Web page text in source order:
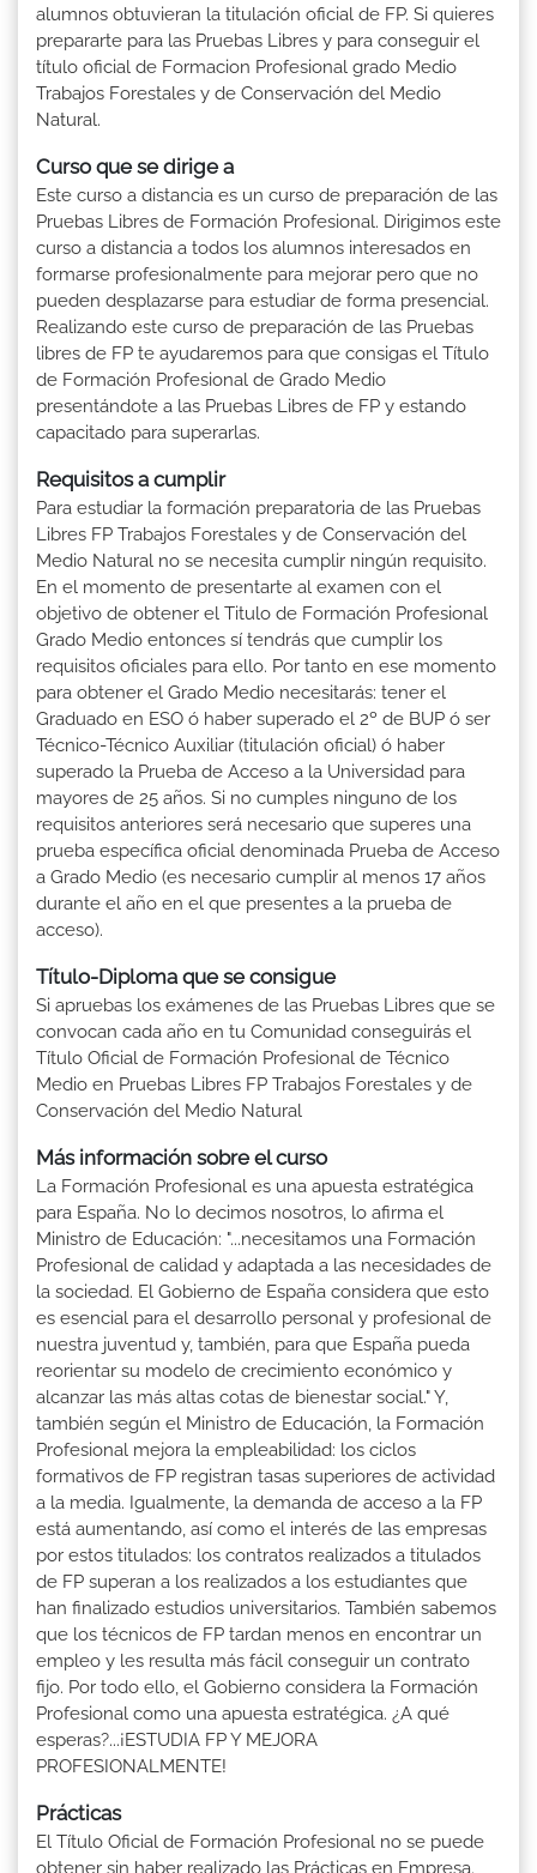
alumnos obtuvieran la titulación oficial de FP. Si quieres
prepararte para las Pruebas Libres y para conseguir el
título oficial de Formacion Profesional grado Medio
Trabajos Forestales y de Conservación del Medio
Natural.
Curso que se dirige a
Este curso a distancia es un curso de preparación de las
Pruebas Libres de Formación Profesional. Dirigimos este
curso a distancia a todos los alumnos interesados en
formarse profesionalmente para mejorar pero que no
pueden desplazarse para estudiar de forma presencial.
Realizando este curso de preparación de las Pruebas
libres de FP te ayudaremos para que consigas el Título
de Formación Profesional de Grado Medio
presentándote a las Pruebas Libres de FP y estando
capacitado para superarlas.
Requisitos a cumplir
Para estudiar la formación preparatoria de las Pruebas
Libres FP Trabajos Forestales y de Conservación del
Medio Natural no se necesita cumplir ningún requisito.
En el momento de presentarte al examen con el
objetivo de obtener el Titulo de Formación Profesional
Grado Medio entonces sí tendrás que cumplir los
requisitos oficiales para ello. Por tanto en ese momento
para obtener el Grado Medio necesitarás: tener el
Graduado en ESO ó haber superado el 2º de BUP ó ser
Técnico-Técnico Auxiliar (titulación oficial) ó haber
superado la Prueba de Acceso a la Universidad para
mayores de 25 años. Si no cumples ninguno de los
requisitos anteriores será necesario que superes una
prueba específica oficial denominada Prueba de Acceso
a Grado Medio (es necesario cumplir al menos 17 años
durante el año en el que presentes a la prueba de
acceso).
Título-Diploma que se consigue
Si apruebas los exámenes de las Pruebas Libres que se
convocan cada año en tu Comunidad conseguirás el
Título Oficial de Formación Profesional de Técnico
Medio en Pruebas Libres FP Trabajos Forestales y de
Conservación del Medio Natural
Más información sobre el curso
La Formación Profesional es una apuesta estratégica
para España. No lo decimos nosotros, lo afirma el
Ministro de Educación: "...necesitamos una Formación
Profesional de calidad y adaptada a las necesidades de
la sociedad. El Gobierno de España considera que esto
es esencial para el desarrollo personal y profesional de
nuestra juventud y, también, para que España pueda
reorientar su modelo de crecimiento económico y
alcanzar las más altas cotas de bienestar social." Y,
también según el Ministro de Educación, la Formación
Profesional mejora la empleabilidad: los ciclos
formativos de FP registran tasas superiores de actividad
a la media. Igualmente, la demanda de acceso a la FP
está aumentando, así como el interés de las empresas
por estos titulados: los contratos realizados a titulados
de FP superan a los realizados a los estudiantes que
han finalizado estudios universitarios. También sabemos
que los técnicos de FP tardan menos en encontrar un
empleo y les resulta más fácil conseguir un contrato
fijo. Por todo ello, el Gobierno considera la Formación
Profesional como una apuesta estratégica. ¿A qué
esperas?...¡ESTUDIA FP Y MEJORA
PROFESIONALMENTE!
Prácticas
El Título Oficial de Formación Profesional no se puede
obtener sin haber realizado las Prácticas en Empresa.